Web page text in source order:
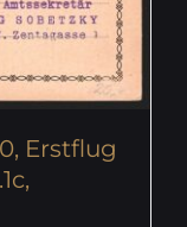
Erstflug